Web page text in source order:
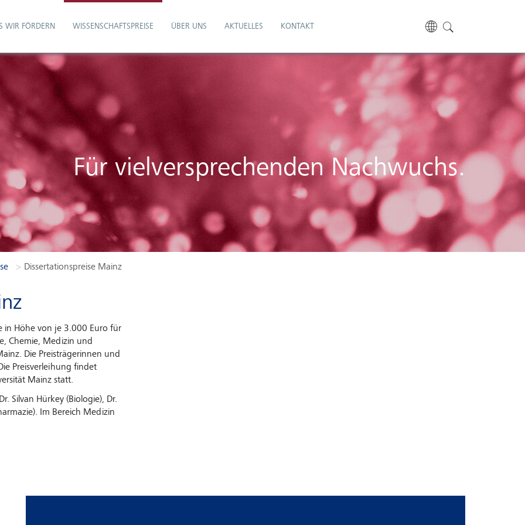
WIR FÖRDERN WISSENSCHAFTSPREISE ÜBER UNS AKTUELLES KONTAKT
Für vielversprechenden Nachwuchs.
Dissertationspreise Mainz
in Höhe von je 3.000 Euro für
Chemie, Medizin und
Die Preisträgerinnen und
Preisverleihung findet
Mainz statt.
Silvan Hürkey (Biologie), Dr.
Im Bereich Medizin